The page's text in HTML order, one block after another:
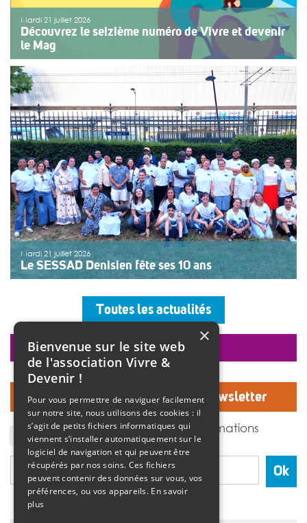
Mardi 21 juillet 2026
Découvrez le seizième numéro de Vivre et devenir
le Mag
Le numéro du mois de juillet 2026 de Vivre et devenir, Le
Mag, vient de paraître. Le dossier central se concentre
sur les vacances pour tous. Vivre et devenir a lancé un
plan d’action afin de rendre les vacances accessibles
[…]
>>Lire la suite
Mardi 21 juillet 2026
Le SESSAD Denisien fête ses 10 ans
accueillaient les invités autour d’un buffet, dans une
ambiance musicale live assurée par un groupe de
musiciens. Christine Manadi, directrice du SESSAD
depuis sa création, est revenue sur l’histoire […]
>>Lire la suite
Toutes les actualités
Inscrivez-vous à notre Newsletter
J'accepte de recevoir des informations
de l'association Vivre et devenir.
Ok
faire un don
×
Bienvenue sur le site web
de l'association Vivre &
Devenir !
Pour vous permettre de naviguer facilement
sur notre site, nous utilisons des cookies : il
s’agit de petits fichiers informatiques qui
viennent s’installer automatiquement sur le
logiciel de navigation et qui peuvent être
récupérés par nos soins. Ces fichiers
peuvent contenir des données sur vous, vos
préférences, ou vos appareils. En savoir
plus